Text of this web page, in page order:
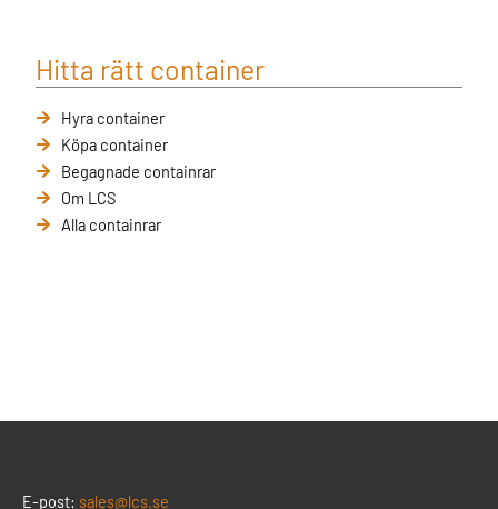
Hitta rätt container
Hyra container
Köpa container
Begagnade containrar
Om LCS
Alla containrar
E-post: sales@lcs.se